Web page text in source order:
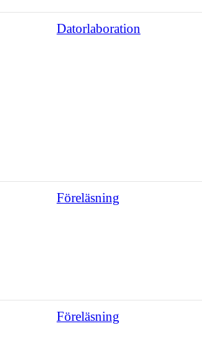
Datorlaboration
Föreläsning
Föreläsning